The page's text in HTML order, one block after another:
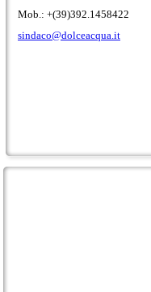
Mob.: +(39)392.1458422
sindaco@dolceacqua.it